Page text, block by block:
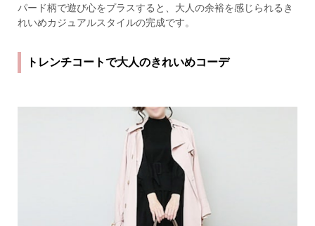
パード柄で遊び心をプラスすると、大人の余裕を感じられるき
れいめカジュアルスタイルの完成です。
トレンチコートで大人のきれいめコーデ